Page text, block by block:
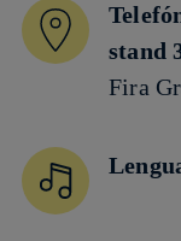
stand
Fira